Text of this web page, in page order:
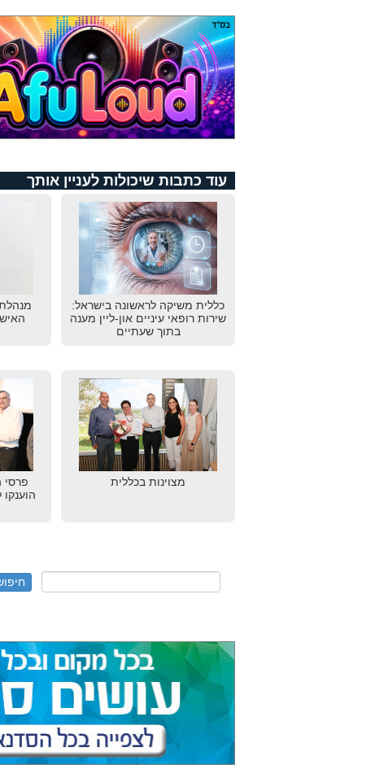
עוד כתבות שיכולות לעניין אותך
כללית משיקה לראשונה בישראל:
שירות רופאי עיניים און-ליין מענה
בתוך שעתיים
מצוינות בכללית